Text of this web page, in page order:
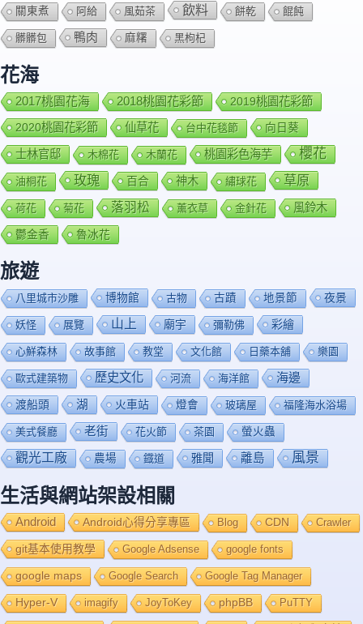
關東煮 阿給 風茹茶 飲料 餅乾 餛飩
髒髒包 鴨肉 麻糬 黑枸杞
花海
2017桃園花海 2018桃園花彩節
2019桃園花彩節
2020桃園花彩節
仙草花 台中花毯節 向日葵
士林官邸 木棉花 木蘭花 桃園彩色海芋 櫻花
油桐花 玫瑰 百合 神木 繡球花 草原
荷花 菊花 落羽松 薰衣草 金針花 風鈴木
鬱金香 魯冰花
旅遊
八里城市沙雕 博物館 古物 古蹟 地景節 夜景
妖怪 展覽 山上 廟宇 彌勒佛 彩繪
心鮮森林 故事館 教堂 文化館 日藥本舖 樂園
歐式建築物 歷史文化 河流 海洋館 海邊
渡船頭 湖 火車站 燈會 玻璃屋 福隆海水浴場
美式餐廳 老街 花火節 茶園 螢火蟲
觀光工廠 農場 鐡道 雅聞 離島 風景
生活與網站架設相關
Android Android心得分享專區 Blog CDN Crawler
git基本使用教學 Google Adsense google fonts
google maps Google Search Google Tag Manager
Hyper-V imagify JoyToKey phpBB PuTTY